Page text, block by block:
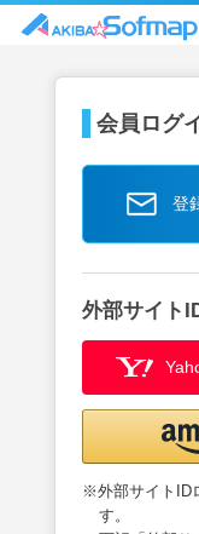
会員ログ
登
外部サイト
※外部サイトID
す。